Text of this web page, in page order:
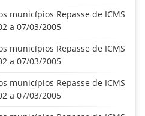
municípios Repasse de ICMS
a 07/03/2005
municípios Repasse de ICMS
a 07/03/2005
municípios Repasse de ICMS
a 07/03/2005